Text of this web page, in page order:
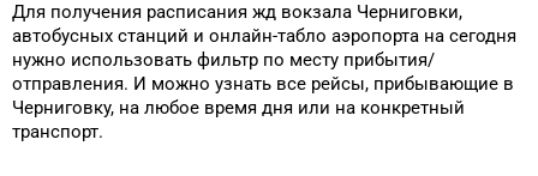
Для получения расписания жд вокзала Черниговки,
автобусных станций и онлайн-табло аэропорта на сегодня
нужно использовать фильтр по месту прибытия/
отправления. И можно узнать все рейсы, прибывающие в
Черниговку, на любое время дня или на конкретный
транспорт.